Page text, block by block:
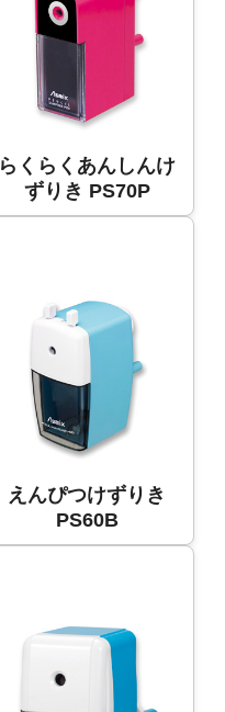
らくらくあんしんけ
ずりき PS70P
えんぴつけずりき
PS60B